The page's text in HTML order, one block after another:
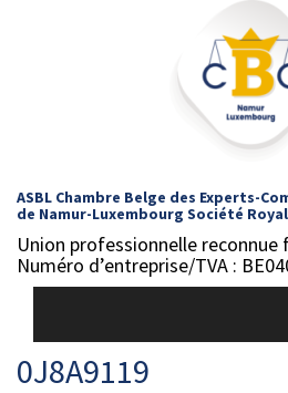
ASBL Chambre Belge des Experts-
de Namur-Luxembourg Société
Union professionnelle reconnue
Numéro d’entreprise/TVA :
0J8A9119